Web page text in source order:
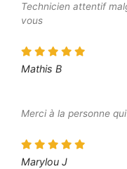
Technicien attentif
vous
Mathis B
Merci à la personne
Marylou J